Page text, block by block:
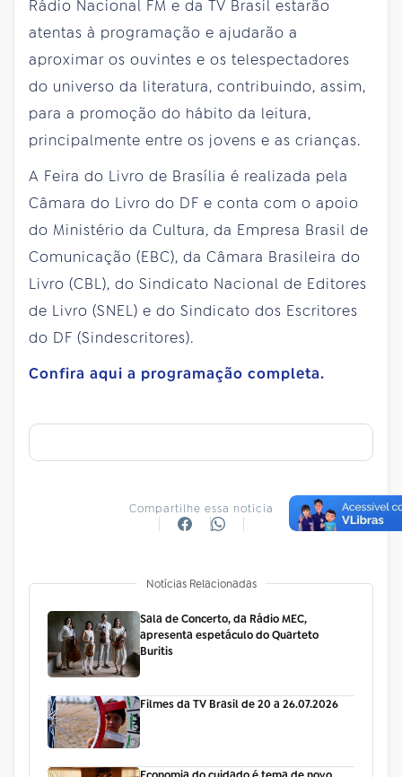
Rádio Nacional FM e da TV Brasil estarão
atentas à programação e ajudarão a
aproximar os ouvintes e os telespectadores
do universo da literatura, contribuindo, assim,
para a promoção do hábito da leitura,
principalmente entre os jovens e as crianças.
A Feira do Livro de Brasília é realizada pela
Câmara do Livro do DF e conta com o apoio
do Ministério da Cultura, da Empresa Brasil de
Comunicação (EBC), da Câmara Brasileira do
Livro (CBL), do Sindicato Nacional de Editores
de Livro (SNEL) e do Sindicato dos Escritores
do DF (Sindescritores).
Confira aqui a programação completa.
Compartilhe essa notícia
Notícias Relacionadas
Sala de Concerto, da Rádio MEC,
apresenta espetáculo do Quarteto
Buritis
Filmes da TV Brasil de 20 a 26.07.2026